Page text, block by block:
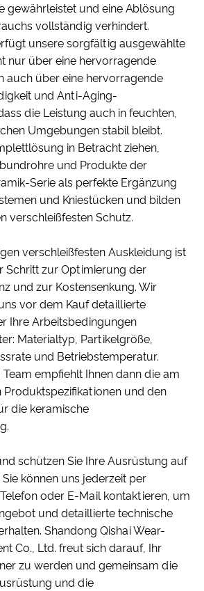
gewährleistet und eine Ablösung
vollständig verhindert.
unsere sorgfältig ausgewählte
nur über eine hervorragende
auch über eine hervorragende
und Anti-Aging-
die Leistung auch in feuchten,
Umgebungen stabil bleibt.
in Betracht ziehen,
und Produkte der
Serie als perfekte Ergänzung
und Kniestücken und bilden
verschleißfesten Schutz.
verschleißfesten Auskleidung ist
Schritt zur Optimierung der
und zur Kostensenkung. Wir
vor dem Kauf detaillierte
Ihre Arbeitsbedingungen
Materialtyp, Partikelgröße,
und Betriebstemperatur.
empfiehlt Ihnen dann die am
Produktspezifikationen und den
die keramische
schützen Sie Ihre Ausrüstung auf
können uns jederzeit per
oder E-Mail kontaktieren, um
und detaillierte technische
Shandong Qishai Wear-
Co., Ltd. freut sich darauf, Ihr
zu werden und gemeinsam die
und die